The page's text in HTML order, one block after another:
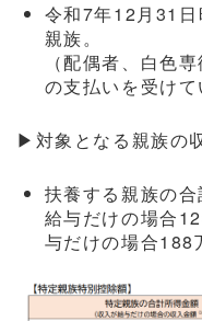
令和7年12月31
親族。
（配偶者、白色
の支払いを受けて
▶対象となる親族の
扶養する親族の
給与だけの場合
与だけの場合188